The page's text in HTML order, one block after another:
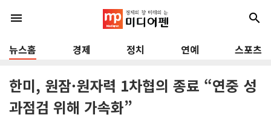
menu search
뉴스홈 경제 정치 연예 스포츠
한미, 원잠·원자력 1차협의 종료 “연중 성
과점검 위해 가속화”